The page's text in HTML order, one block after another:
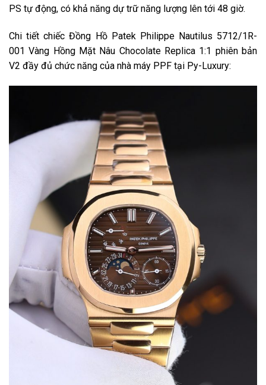
PS tự động, có khả năng dự trữ năng lượng lên tới 48 giờ.
Chi tiết chiếc Đồng Hồ Patek Philippe Nautilus 5712/1R-
001 Vàng Hồng Mặt Nâu Chocolate Replica 1:1 phiên bản
V2 đầy đủ chức năng của nhà máy PPF tại Py-Luxury: